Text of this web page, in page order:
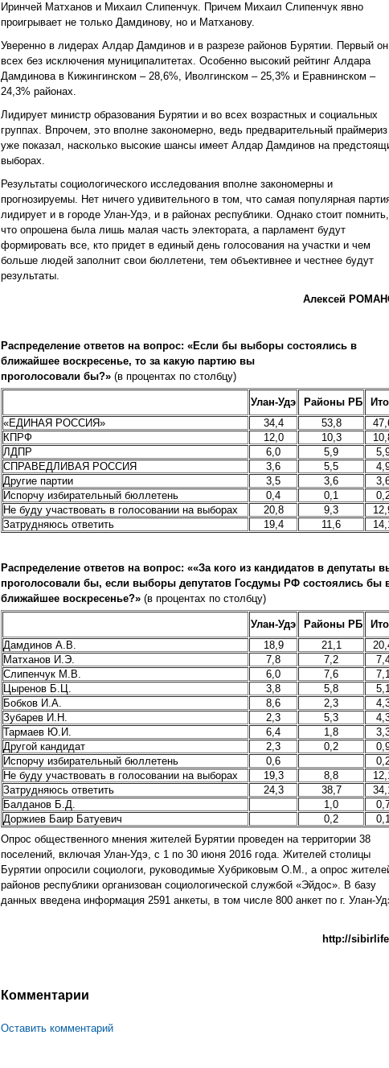
Иринчей Матханов и Михаил Слипенчук. Причем Михаил Слипенчук явно
проигрывает не только Дамдинову, но и Матханову.
Уверенно в лидерах Алдар Дамдинов и в разрезе районов Бурятии. Первый
всех без исключения муниципалитетах. Особенно высокий рейтинг Алдара
Дамдинова в Кижингинском – 28,6%, Иволгинском – 25,3% и Еравнинском –
24,3% районах.
Лидирует министр образования Бурятии и во всех возрастных и социальных
группах. Впрочем, это вполне закономерно, ведь предварительный праймериз
уже показал, насколько высокие шансы имеет Алдар Дамдинов на
выборах.
Результаты социологического исследования вполне закономерны и
прогнозируемы. Нет ничего удивительного в том, что самая популярная
лидирует и в городе Улан-Удэ, и в районах республики. Однако стоит помнить,
что опрошена была лишь малая часть электората, а парламент будут
формировать все, кто придет в единый день голосования на участки и чем
больше людей заполнит свои бюллетени, тем объективнее и честнее будут
результаты.
Алексей
Распределение ответов на вопрос: «Если бы выборы состоялись в
ближайшее воскресенье, то за какую партию вы
проголосовали бы?» (в процентах по столбцу)
Улан-Удэ Районы РБ
«ЕДИНАЯ РОССИЯ»
34,4 53,8
КПРФ
12,0 10,3
ЛДПР
6,0 5,9
СПРАВЕДЛИВАЯ РОССИЯ
3,6 5,5
Другие партии
3,5 3,6
Испорчу избирательный бюллетень
0,4 0,1
Не буду участвовать в голосовании на выборах
20,8 9,3
Затрудняюсь ответить
19,4 11,6
Распределение ответов на вопрос: ««За кого из кандидатов в депутаты
проголосовали бы, если выборы депутатов Госдумы РФ состоялись бы
ближайшее воскресенье?» (в процентах по столбцу)
Улан-Удэ Районы РБ
Дамдинов А.В.
18,9 21,1
Матханов И.Э.
7,8 7,2
Слипенчук М.В.
6,0 7,6
Цыренов Б.Ц.
3,8 5,8
Бобков И.А.
8,6 2,3
Зубарев И.Н.
2,3 5,3
Тармаев Ю.И.
6,4 1,8
Другой кандидат
2,3 0,2
Испорчу избирательный бюллетень
0,6
Не буду участвовать в голосовании на выборах
19,3 8,8
Затрудняюсь ответить
24,3 38,7
Балданов Б.Д.
1,0
Доржиев Баир Батуевич
0,2
Опрос общественного мнения жителей Бурятии проведен на территории 38
поселений, включая Улан-Удэ, с 1 по 30 июня 2016 года. Жителей столицы
Бурятии опросили социологи, руководимые Хубриковым О.М., а опрос
районов республики организован социологической службой «Эйдос». В базу
данных введена информация 2591 анкеты, в том числе 800 анкет по г. Улан-
http://
Комментарии
Оставить комментарий